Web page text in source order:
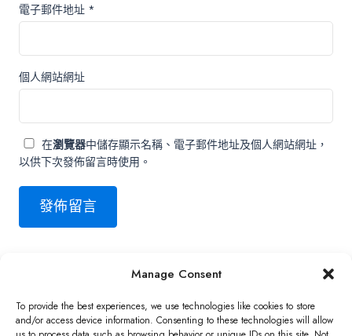
Manage Consent
To provide the best experiences, we use technologies like cookies to store
and/or access device information. Consenting to these technologies will allow
電子郵件地址 *
個人網站網址
在瀏覽器中儲存顯示名稱、電子郵件地址及個人網站網址，
以供下次發佈留言時使用。